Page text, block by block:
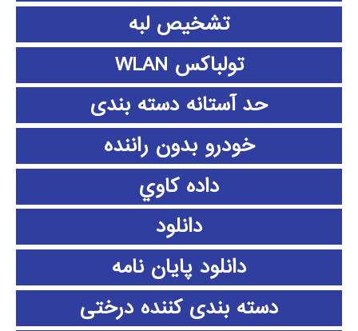
تشخیص لبه
تولباکس WLAN
حد آستانه دسته بندی
خودرو بدون راننده
داده كاوي
دانلود
دانلود پايان نامه
دسته بندی کننده درختی